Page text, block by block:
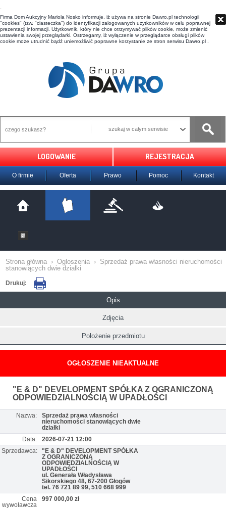
t
Firma Dom Aukcyjny Mariola Nosko informuje, iż używa na stronie Dawro.pl technologii
"cookies" (tzw. "ciasteczka") do identyfikacji zalogowanych użytkowników w celu poprawnej
prezentacji informacji. Użytkownik, który nie chce otrzymywać plików cookie, może zmienić
ustawienia swojej przeglądarki. Ostrzegamy, iż wyłączenie w przeglądarce obsługi plików
cookie może utrudnić bądź uniemożliwić poprawne korzystanie ze stron serwisu Dawro.pl .
szukaj w całym serwisie
LOGOWANIE REJESTRACJA
O firmie Oferta Prawo Pomoc Kontakt
Strona główna › Ogloszenia › Sprzedaż prawa własności nieruchomości
stanowiących dwie działki
Drukuj:
Opis
Zdjęcia
Położenie przedmiotu
OGŁOSZENIE NIEAKTUALNE
"E & D" DEVELOPMENT SPÓŁKA Z OGRANICZONĄ
ODPOWIEDZIALNOŚCIĄ W UPADŁOŚCI
Nazwa:
Sprzedaż prawa własności
nieruchomości stanowiących dwie
działki
Data:
2026-07-21 12:00
Sprzedawca:
"E & D" DEVELOPMENT SPÓŁKA
Z OGRANICZONĄ
ODPOWIEDZIALNOŚCIĄ W
UPADŁOŚCI
ul. Generała Władysława
Sikorskiego 48, 67-200 Głogów
tel. 76 721 89 99, 510 668 999
Cena
wywoławcza
997 000,00 zł